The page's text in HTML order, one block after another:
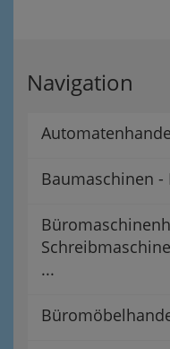
Navigation
Baumaschinen
...